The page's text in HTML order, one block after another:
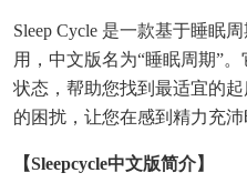
Sleep Cycle 是一款基于睡眠
用，中文版名为“睡眠周期”
状态，帮助您找到最适宜的
的困扰，让您在感到精力充沛
【sleepcycle中文版简介】